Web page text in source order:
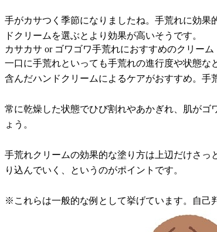
手がカサつく季節になりましたね。手荒れに効
ドクリームを選ぶとより効果が高いそうです。
カサカサ or ゴワゴワ手荒れにおすすめのクリー
一口に手荒れといっても手荒れの進行度や状態な
含んだハンドクリームによるケアがおすすめ。手
常に乾燥した状態でひび割れやあかぎれ、肌が
ょう。
手荒れクリームの効果的な塗り方は上辺だけさ
り込んでいく、というのがポイントです。
※これらは一般的な例として挙げています。自己